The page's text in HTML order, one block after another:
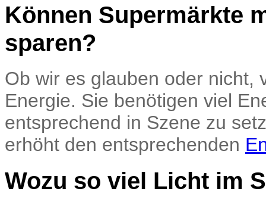
Können Supermärkte
sparen?
Ob wir es glauben oder nicht,
Energie. Sie benötigen viel
entsprechend in Szene zu
erhöht den entsprechenden
Wozu so viel Licht im